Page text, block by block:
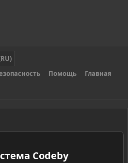
Помощь Главная
Codeby